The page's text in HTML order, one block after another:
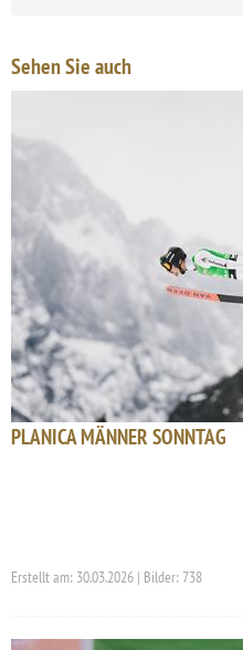
Sehen Sie auch
PLANICA MÄNNER SONNTAG
Erstellt am: 30.03.2026 | Bilder: 738